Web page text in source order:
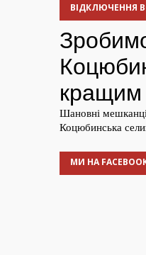
ВІДКЛЮЧЕННЯ
МИ НА